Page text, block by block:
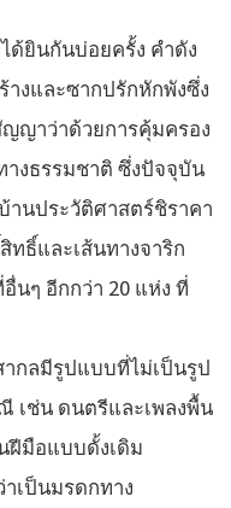
ด้ยินกันบ่อยครั้ง คำดัง
างและซากปรักหักพังซึ่ง
ญาว่าด้วยการคุ้มครอง
งธรรมชาติ ซึ่งปัจจุบัน
นประวัติศาสตร์ชิราคา
ธิ์และเส้นทางจาริก
นๆ อีกกว่า 20 แห่ง ที่
กลมีรูปแบบที่ไม่เป็นรูป
เช่น ดนตรีและเพลงพื้น
ฝีมือแบบดั้งเดิม
เป็นมรดกทาง